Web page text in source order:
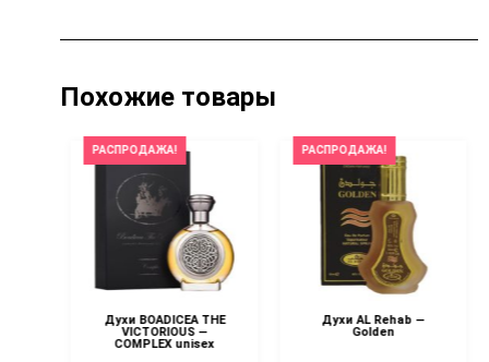
Похожие товары
РАСПРОДАЖА!
Духи BOADICEA THE
VICTORIOUS —
COMPLEX unisex
РАСПРОДАЖА!
Духи AL Rehab —
Golden